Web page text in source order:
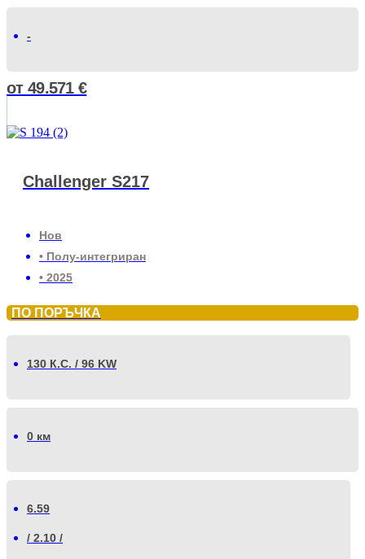
-
от 49.571€
Challenger S217
Нов
• Полу-интегриран
• 2025
ПО ПОРЪЧКА
130 К.С. / 96 KW
0 км
6.59
/ 2.10 /